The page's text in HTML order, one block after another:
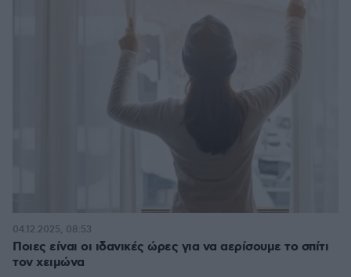
Ποιες είναι οι ιδανικές ώρες για να αερίσουμε το σπίτι
τον χειμώνα
04.12.2025, 08:53